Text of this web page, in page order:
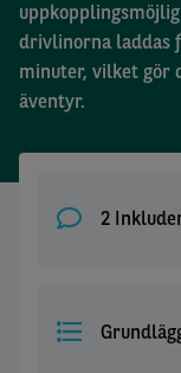
drivlinorna laddas
minuter, vilket gör
äventyr.
2